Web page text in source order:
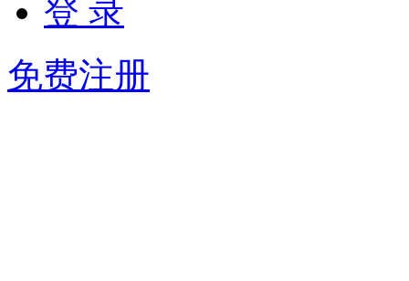
登 录
免费注册